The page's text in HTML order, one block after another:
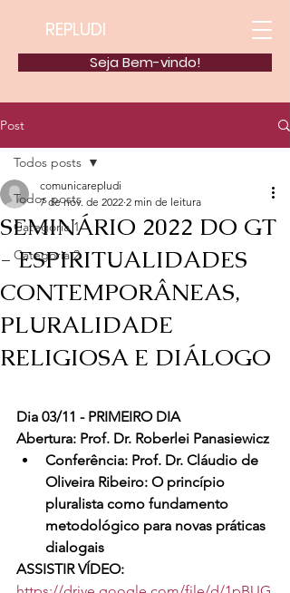
Seja Bem-vindo!
REPLUDI
Post
Todos posts
Categoria 1
Categoria 2
Todos posts
SEMINÁRIO 2022 DO GT
- ESPIRITUALIDADES
CONTEMPORÂNEAS,
PLURALIDADE
RELIGIOSA E DIÁLOGO
comunicarepludi
7 de nov. de 2022 2 min de leitura
Dia 03/11 - PRIMEIRO DIA
​Abertura: Prof. Dr. Roberlei Panasiewicz
Conferência: Prof. Dr. Cláudio de
Oliveira Ribeiro: O princípio
pluralista como fundamento
metodológico para novas práticas
dialogais
ASSISTIR VÍDEO: